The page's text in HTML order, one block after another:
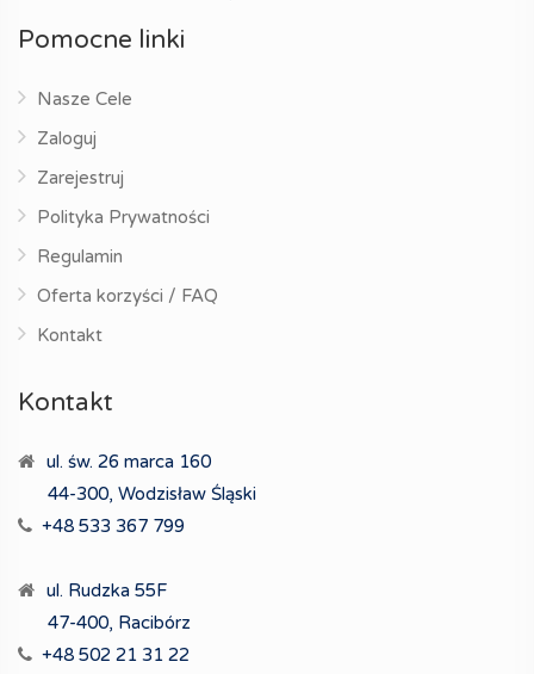
Pomocne linki
Nasze Cele
Zaloguj
Zarejestruj
Polityka Prywatności
Regulamin
Oferta korzyści / FAQ
Kontakt
Kontakt
ul. św. 26 marca 160
44-300, Wodzisław Śląski
+48 533 367 799
ul. Rudzka 55F
47-400, Racibórz
+48 502 21 31 22